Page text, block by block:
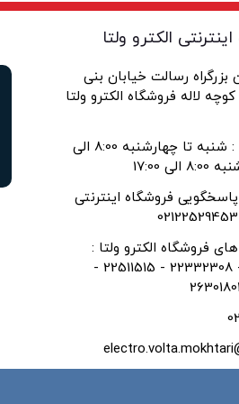
الکترو ولتا
بزرگراه رسالت خیابان بنی
لاله فروشگاه الکترو ولتا
ساعت کاری : شنبه تا چهارشنبه 8:00 الی
فروشگاه اینترنتی
فروشگاه الکترو ولتا :
22501545 - 22332308 - 22511515 -